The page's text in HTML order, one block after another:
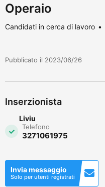
Operaio
Candidati in cerca di lavoro
Pubblicato il 2023/06/26
Inserzionista
Liviu
Telefono
3271061975
Invia messaggio
Solo per utenti registrati